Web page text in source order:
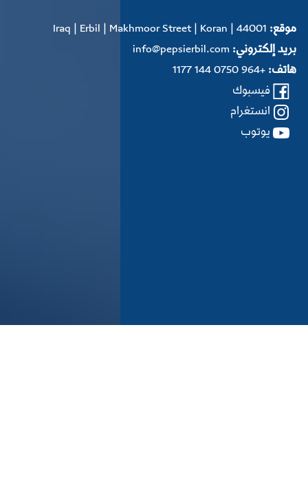
موقع:
بريد إلكتروني: info@pepsierbil.com
هاتف: +964 0750 144 1177
فيسبوك
انستغرام
یوتوب